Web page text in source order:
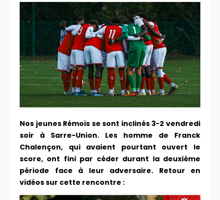
Nos jeunes Rémois se sont inclinés 3-2 vendredi
soir à Sarre-Union. Les homme de Franck
Chalençon, qui avaient pourtant ouvert le
score, ont fini par céder durant la deuxième
période face à leur adversaire. Retour en
vidéos sur cette rencontre :